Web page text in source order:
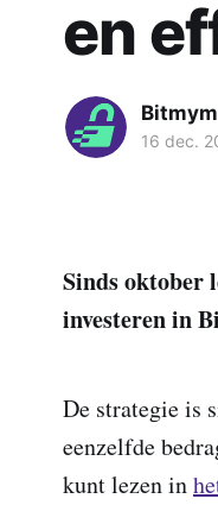
en
16 dec.
Sinds oktober
investeren in
De strategie is
eenzelfde
kunt lezen in